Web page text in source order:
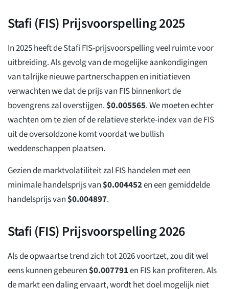
Stafi (FIS) Prijsvoorspelling 2025
In 2025 heeft de Stafi FIS-prijsvoorspelling veel ruimte voor
uitbreiding. Als gevolg van de mogelijke aankondigingen
van talrijke nieuwe partnerschappen en initiatieven
verwachten we dat de prijs van FIS binnenkort de
bovengrens zal overstijgen.$0.005565. We moeten echter
wachten om te zien of de relatieve sterkte-index van de FIS
uit de oversoldzone komt voordat we bullish
weddenschappen plaatsen.
Gezien de marktvolatiliteit zal FIS handelen met een
minimale handelsprijs van$0.004452en een gemiddelde
handelsprijs van$0.004897.
Stafi (FIS) Prijsvoorspelling 2026
Als de opwaartse trend zich tot 2026 voortzet, zou dit wel
eens kunnen gebeuren$0.007791en FIS kan profiteren. Als
de markt een daling ervaart, wordt het doel mogelijk niet